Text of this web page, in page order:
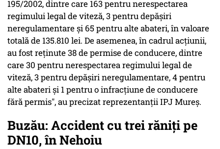
195/2002, dintre care 163 pentru nerespectarea
regimului legal de viteză, 3 pentru depăşiri
neregulamentare şi 65 pentru alte abateri, în valoare
totală de 135.810 lei. De asemenea, în cadrul acţiunii,
au fost reţinute 38 de permise de conducere, dintre
care 30 pentru nerespectarea regimului legal de
viteză, 3 pentru depăşiri neregulamentare, 4 pentru
alte abateri şi 1 pentru o infracţiune de conducere
fără permis", au precizat reprezentanţii IPJ Mureş.
Buzău: Accident cu trei răniți pe
DN10, în Nehoiu